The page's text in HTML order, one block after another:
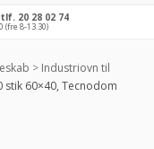
20 28 02 74
(fre 8-13.30)
> Industriovn til
stik 60×40, Tecnodom